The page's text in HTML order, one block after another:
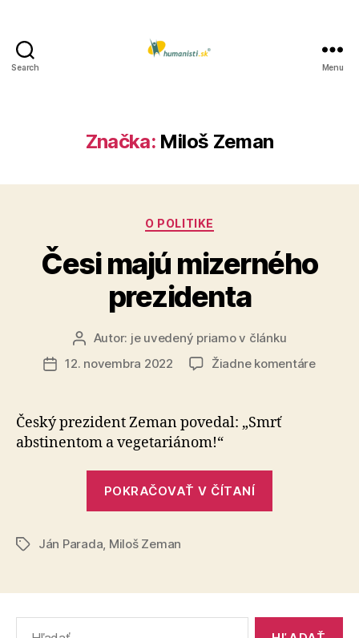
Search Menu
Značka: Miloš Zeman
Kategórie
O POLITIKE
Česi majú mizerného
prezidenta
AutorAutor: je uvedený priamo v článku
Dátum
12. novembra 2022 Žiadne komentárena
Český prezident Zeman povedal: „Smrť
abstinentom a vegetariánom!“
POKRAČOVAŤ V ČÍTANÍ
ZnačkyJán Parada, Miloš Zeman